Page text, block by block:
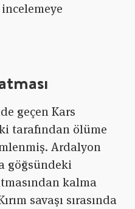
geçen Kars
tarafından ölüme
Ardalyon
göğsündeki
kalma
savaşı sırasında